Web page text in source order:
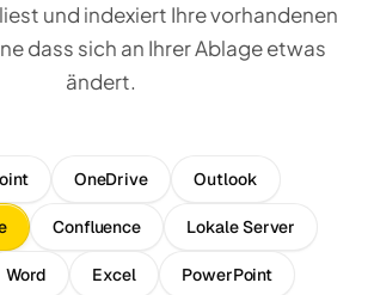
und indexiert Ihre vorhandenen
dass sich an Ihrer Ablage etwas
ändert.
OneDrive Outlook
Confluence Lokale Server
Word Excel PowerPoint